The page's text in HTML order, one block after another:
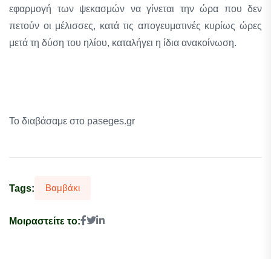
εφαρμογή των ψεκασμών να γίνεται την ώρα που δεν
πετούν οι μέλισσες, κατά τις απογευματινές κυρίως ώρες
μετά τη δύση του ηλίου, καταλήγει η ίδια ανακοίνωση.
Το διαβάσαμε στο paseges.gr
Tags: Βαμβάκι
Μοιραστείτε το: